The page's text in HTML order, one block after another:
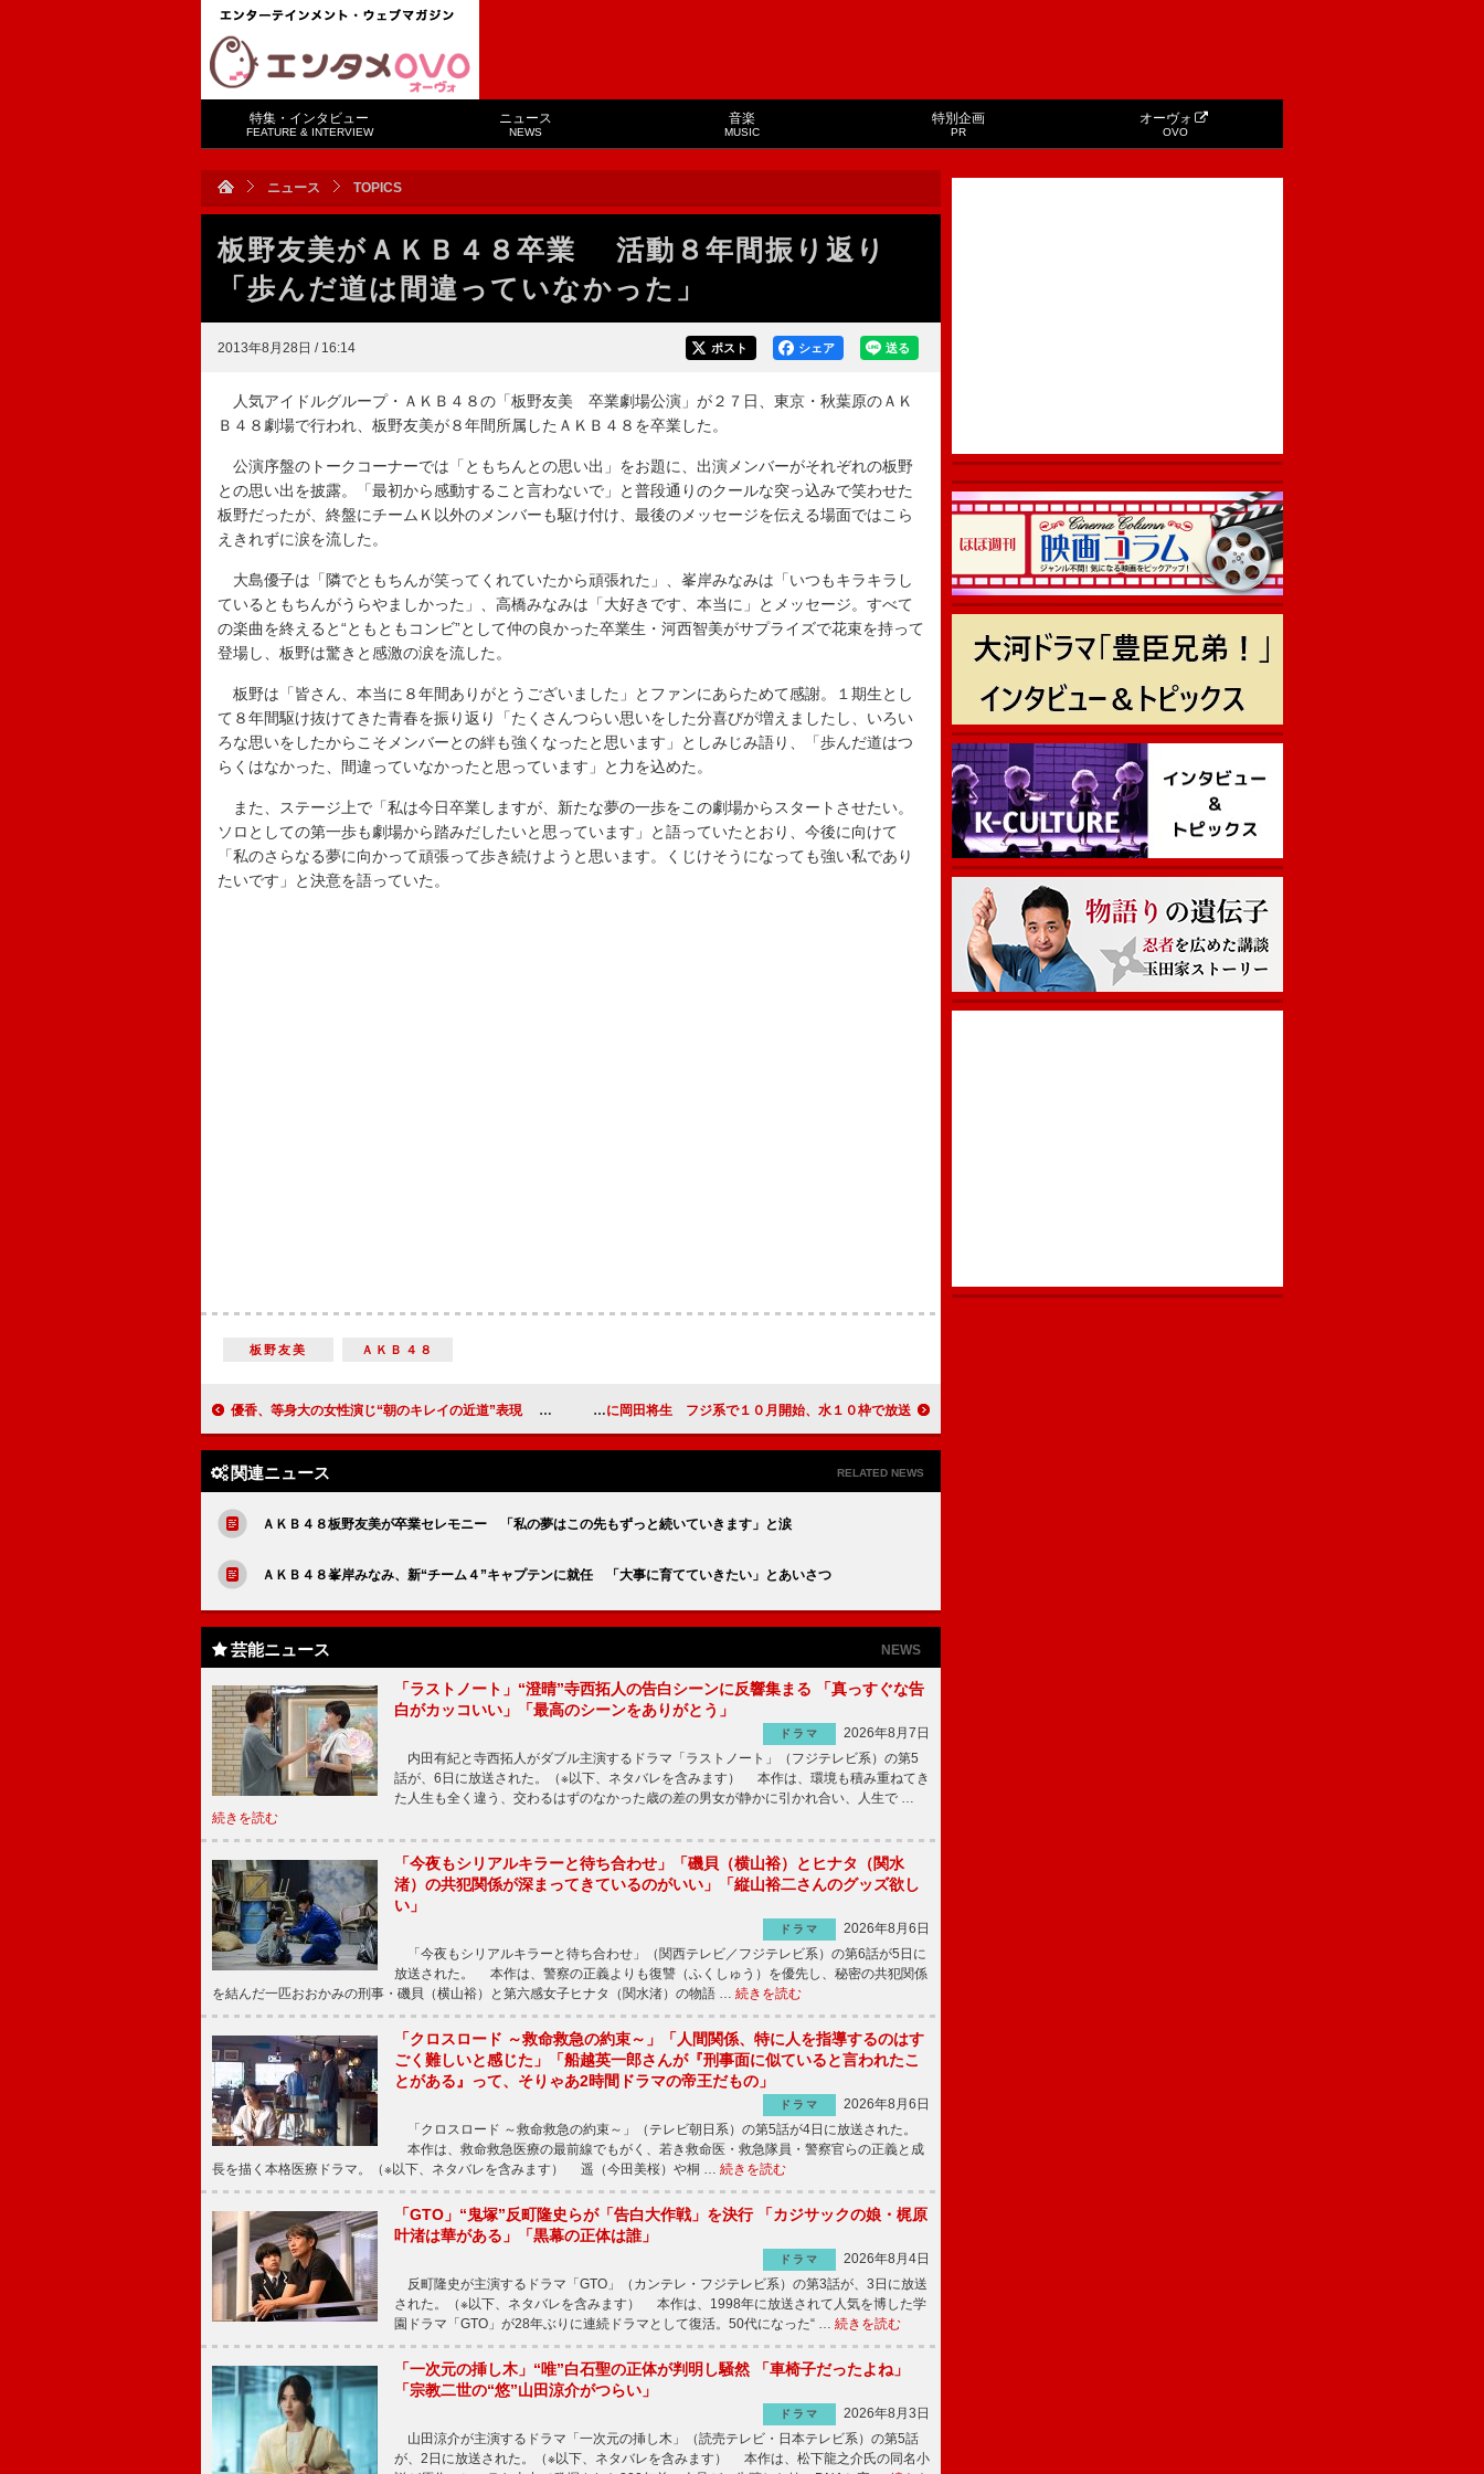
特集・インタビュー
FEATURE & INTERVIEW
ニュース
NEWS
音楽
MUSIC
特別企画
PR
オーヴォ
OVO
ニュース TOPICS
板野友美がＡＫＢ４８卒業 活動８年間振り返り
「歩んだ道は間違っていなかった」
2013年8月28日 / 16:14 送る
シェア
ポスト
人気アイドルグループ・ＡＫＢ４８の「板野友美 卒業劇場公演」が２７日、東京・秋葉原のＡＫ
Ｂ４８劇場で行われ、板野友美が８年間所属したＡＫＢ４８を卒業した。
公演序盤のトークコーナーでは「ともちんとの思い出」をお題に、出演メンバーがそれぞれの板野
との思い出を披露。「最初から感動すること言わないで」と普段通りのクールな突っ込みで笑わせた
板野だったが、終盤にチームＫ以外のメンバーも駆け付け、最後のメッセージを伝える場面ではこら
えきれずに涙を流した。
大島優子は「隣でともちんが笑ってくれていたから頑張れた」、峯岸みなみは「いつもキラキラし
ているともちんがうらやましかった」、高橋みなみは「大好きです、本当に」とメッセージ。すべて
の楽曲を終えると“ともともコンビ”として仲の良かった卒業生・河西智美がサプライズで花束を持って
登場し、板野は驚きと感激の涙を流した。
板野は「皆さん、本当に８年間ありがとうございました」とファンにあらためて感謝。１期生とし
て８年間駆け抜けてきた青春を振り返り「たくさんつらい思いをした分喜びが増えましたし、いろい
ろな思いをしたからこそメンバーとの絆も強くなったと思います」としみじみ語り、「歩んだ道はつ
らくはなかった、間違っていなかったと思っています」と力を込めた。
また、ステージ上で「私は今日卒業しますが、新たな夢の一歩をこの劇場からスタートさせたい。
ソロとしての第一歩も劇場から踏みだしたいと思っています」と語っていたとおり、今後に向けて
「私のさらなる夢に向かって頑張って歩き続けようと思います。くじけそうになっても強い私であり
たいです」と決意を語っていた。
板野友美 ＡＫＢ４８
優香、等身大の女性演じ“朝のキレイの近道”表現 「テンションＭＡＸで頑張りました」 堺主演「リーガルハイ」新キャストに岡田将生 フジ系で１０月開始、水１０枠で放送
関連ニュース RELATED NEWS
ＡＫＢ４８板野友美が卒業セレモニー 「私の夢はこの先もずっと続いていきます」と涙
ＡＫＢ４８峯岸みなみ、新“チーム４”キャプテンに就任 「大事に育てていきたい」とあいさつ
芸能ニュース NEWS
「ラストノート」“澄晴”寺西拓人の告白シーンに反響集まる 「真っすぐな告
白がカッコいい」「最高のシーンをありがとう」
ドラマ
2026年8月7日
内田有紀と寺西拓人がダブル主演するドラマ「ラストノート」（フジテレビ系）の第5
話が、6日に放送された。（※以下、ネタバレを含みます） 本作は、環境も積み重ねてき
た人生も全く違う、交わるはずのなかった歳の差の男女が静かに引かれ合い、人生で …
続きを読む
「今夜もシリアルキラーと待ち合わせ」「磯貝（横山裕）とヒナタ（関水
渚）の共犯関係が深まってきているのがいい」「縦山裕二さんのグッズ欲し
い」
ドラマ
2026年8月6日
「今夜もシリアルキラーと待ち合わせ」（関西テレビ／フジテレビ系）の第6話が5日に
放送された。 本作は、警察の正義よりも復讐（ふくしゅう）を優先し、秘密の共犯関係
を結んだ一匹おおかみの刑事・磯貝（横山裕）と第六感女子ヒナタ（関水渚）の物語 … 続きを読む
「クロスロード ～救命救急の約束～」「人間関係、特に人を指導するのはす
ごく難しいと感じた」「船越英一郎さんが『刑事面に似ていると言われたこ
とがある』って、そりゃあ2時間ドラマの帝王だもの」
ドラマ
2026年8月6日
「クロスロード ～救命救急の約束～」（テレビ朝日系）の第5話が4日に放送された。
本作は、救命救急医療の最前線でもがく、若き救命医・救急隊員・警察官らの正義と成
長を描く本格医療ドラマ。（※以下、ネタバレを含みます） 遥（今田美桜）や桐 … 続きを読む
「GTO」“鬼塚”反町隆史らが「告白大作戦」を決行 「カジサックの娘・梶原
叶渚は華がある」「黒幕の正体は誰」
ドラマ
2026年8月4日
反町隆史が主演するドラマ「GTO」（カンテレ・フジテレビ系）の第3話が、3日に放送
された。（※以下、ネタバレを含みます） 本作は、1998年に放送されて人気を博した学
園ドラマ「GTO」が28年ぶりに連続ドラマとして復活。50代になった“ … 続きを読む
「一次元の挿し木」“唯”白石聖の正体が判明し騒然 「車椅子だったよね」
「宗教二世の“悠”山田涼介がつらい」
ドラマ
2026年8月3日
山田涼介が主演するドラマ「一次元の挿し木」（読売テレビ・日本テレビ系）の第5話
が、2日に放送された。（※以下、ネタバレを含みます） 本作は、松下龍之介氏の同名小